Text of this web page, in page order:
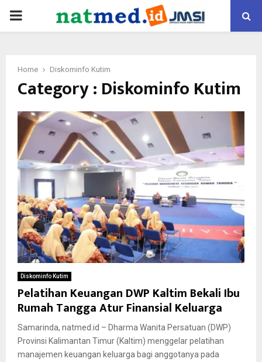
PRIMARY
Home Diskominfo Kutim
Category : Diskominfo Kutim
Diskominfo Kutim
Pelatihan Keuangan DWP Kaltim Bekali Ibu
Rumah Tangga Atur Finansial Keluarga
Samarinda, natmed.id – Dharma Wanita Persatuan (DWP)
Provinsi Kalimantan Timur (Kaltim) menggelar pelatihan
manajemen keuangan keluarga bagi anggotanya pada